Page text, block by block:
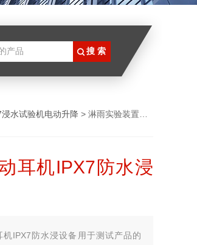
浸水试验机电动升降 > 淋雨实验装置运动耳机IPX7防水浸设备
耳机IPX7防水浸
IPX7防水浸设备用于测试产品的